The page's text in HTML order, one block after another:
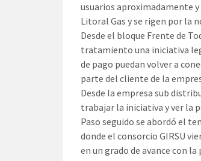
usuarios aproximadamente
Litoral Gas y se rigen por la
Desde el bloque Frente de
tratamiento una iniciativa
de pago puedan volver a
parte del cliente de la
Desde la empresa sub
trabajar la iniciativa y ver la
Paso seguido se abordó el
donde el consorcio GIRSU
en un grado de avance con